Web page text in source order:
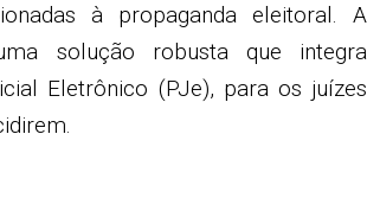
à propaganda eleitoral. A
solução robusta que integra
Eletrônico (PJe), para os juízes